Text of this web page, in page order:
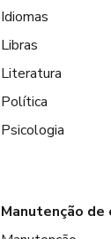
Idiomas
Libras
Literatura
Política
Psicologia
Manutenção